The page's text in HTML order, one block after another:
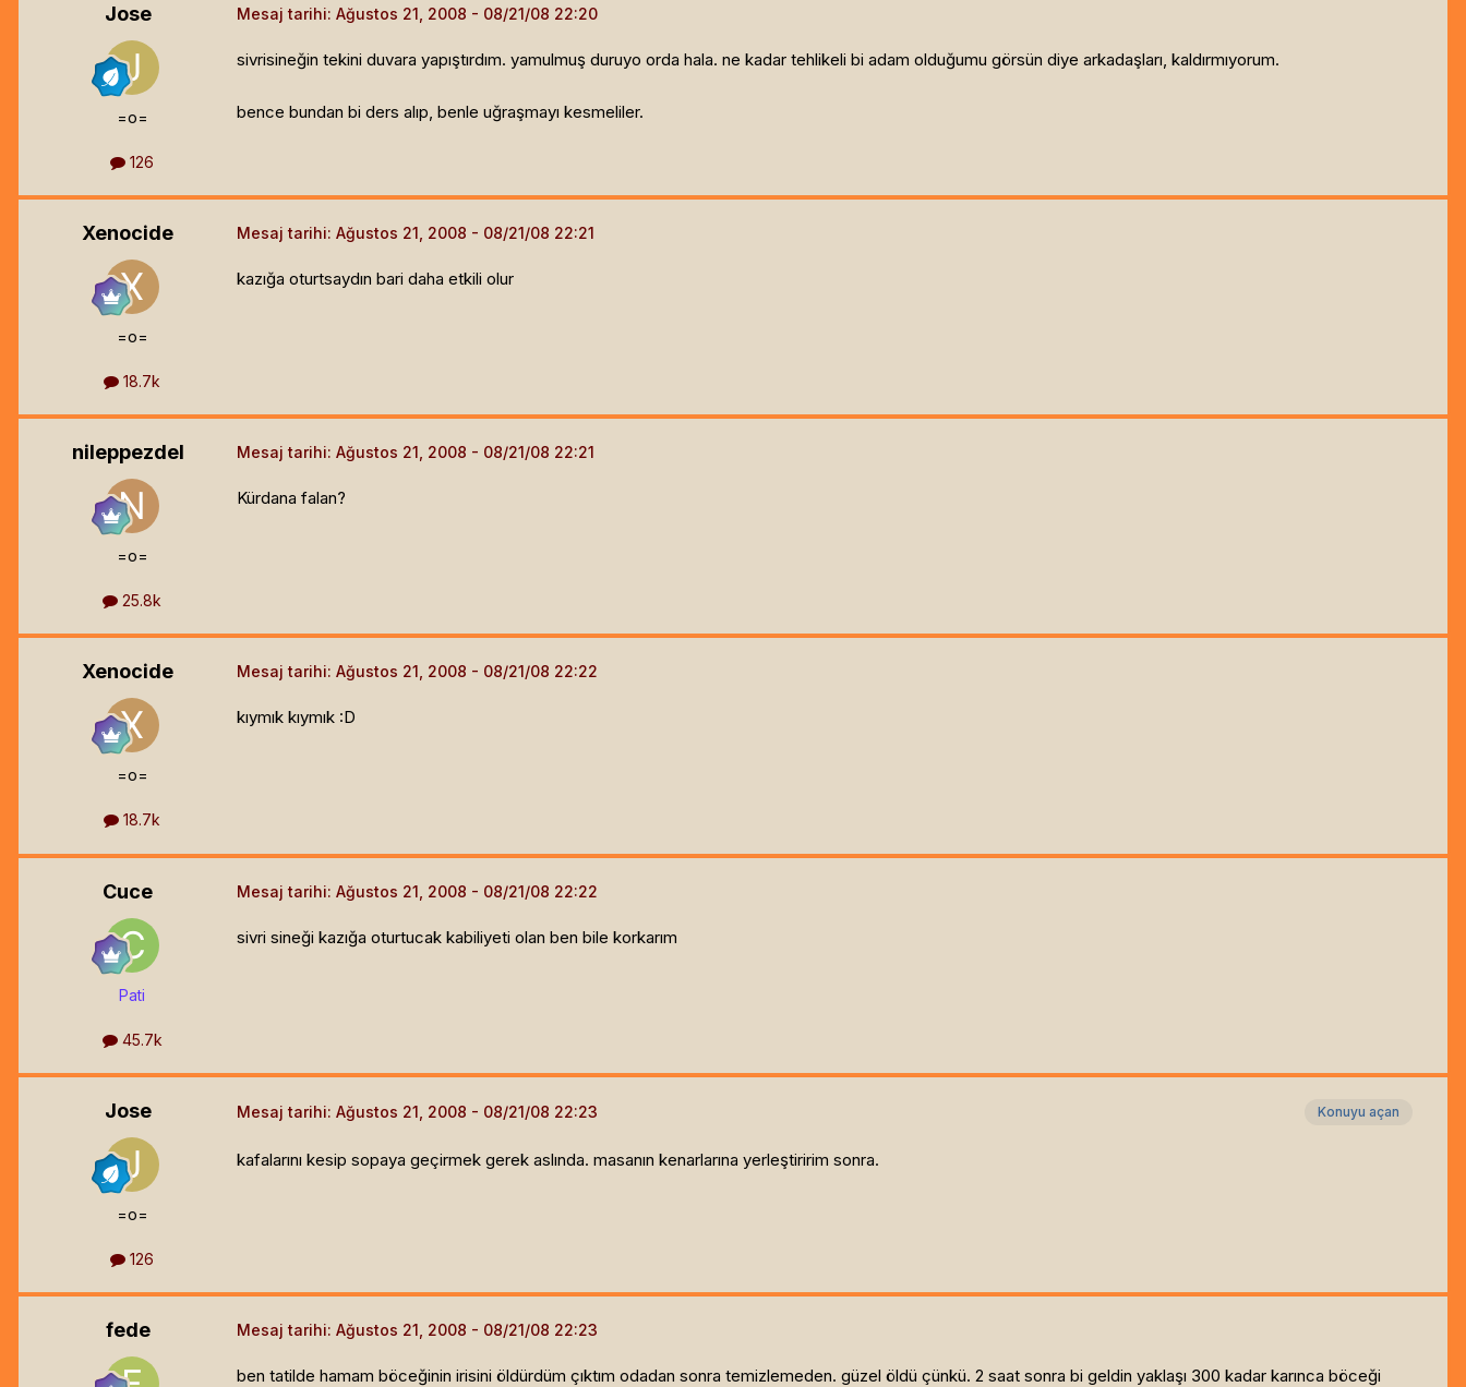
Jose
=o=
126
Mesaj tarihi: Ağustos 21, 2008
sivrisineğin tekini duvara yapıştırdım. yamulmuş duruyo orda hala. ne kadar tehlikeli bi adam olduğumu görsün diye arkadaşları, kaldırmıyorum.
bence bundan bi ders alıp, benle uğraşmayı kesmeliler.
Xenocide
=o=
18.7k
Mesaj tarihi: Ağustos 21, 2008
kazığa oturtsaydın bari daha etkili olur
nileppezdel
=o=
25.8k
Mesaj tarihi: Ağustos 21, 2008
Kürdana falan?
Xenocide
=o=
18.7k
Mesaj tarihi: Ağustos 21, 2008
kıymık kıymık :D
Cuce
Pati
45.7k
Mesaj tarihi: Ağustos 21, 2008
sivri sineği kazığa oturtucak kabiliyeti olan ben bile korkarım
Jose
=o=
126
Konuyu açan
Mesaj tarihi: Ağustos 21, 2008
kafalarını kesip sopaya geçirmek gerek aslında. masanın kenarlarına yerleştiririm sonra.
fede Mesaj tarihi: Ağustos 21, 2008
ben tatilde hamam böceğinin irisini öldürdüm çıktım odadan sonra temizlemeden. güzel öldü çünkü. 2 saat sonra bi geldin yaklaşı 300 kadar karınca böceği